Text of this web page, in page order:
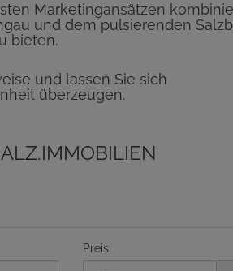
Marketingansätzen
und dem pulsierenden
bieten.
und lassen Sie sich
überzeugen.
Preis